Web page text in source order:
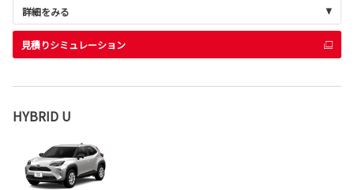
詳細をみる
見積りシミュレーション
HYBRID U